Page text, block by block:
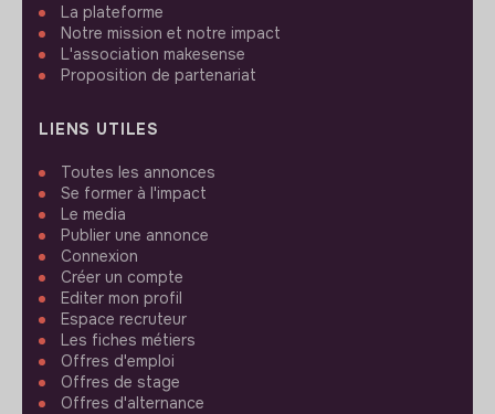
La plateforme
Notre mission et notre impact
L'association makesense
Proposition de partenariat
LIENS UTILES
Toutes les annonces
Se former à l'impact
Le media
Publier une annonce
Connexion
Créer un compte
Editer mon profil
Espace recruteur
Les fiches métiers
Offres d'emploi
Offres de stage
Offres d'alternance